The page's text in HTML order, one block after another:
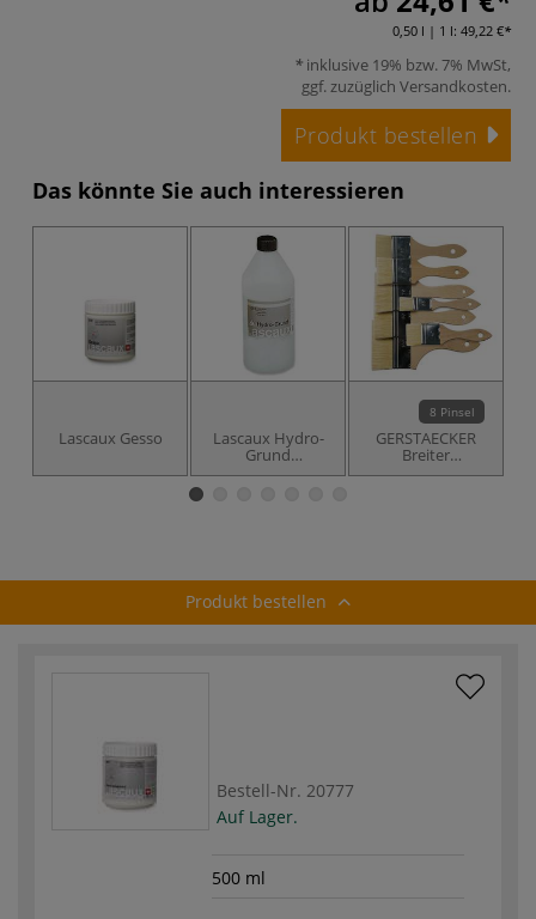
0,50 l | 1 l: 49,22 €
inklusive 19% bzw. 7% MwSt,
ggf. zuzüglich Versandkosten.
Produkt bestellen
Das könnte Sie auch interessieren
Lascaux Gesso Lascaux Hydro-
Grund
Tiefengrund
8 Pinsel
GERSTAECKER
Breiter
Borstpinsel
Produkt bestellen
Bestell-Nr. 20777
Auf Lager.
500 ml